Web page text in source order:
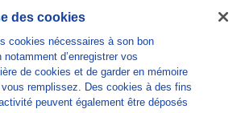
Santé
des cookies
cookies nécessaires à son bon
d’enregistrer vos
de cookies et de garder en mémoire
vous remplissez. Des cookies à des fins
peuvent également être déposés